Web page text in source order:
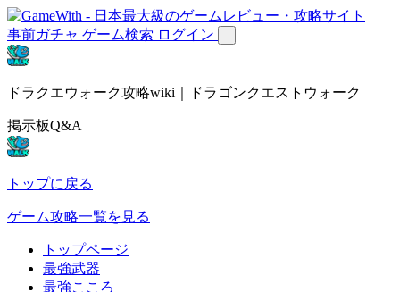
事前ガチャ ゲーム検索 ログイン
ドラクエウォーク攻略wiki｜ドラゴンクエストウォーク
掲示板Q&A
トップに戻る
ゲーム攻略一覧を見る
トップページ
最強武器
最強こころ